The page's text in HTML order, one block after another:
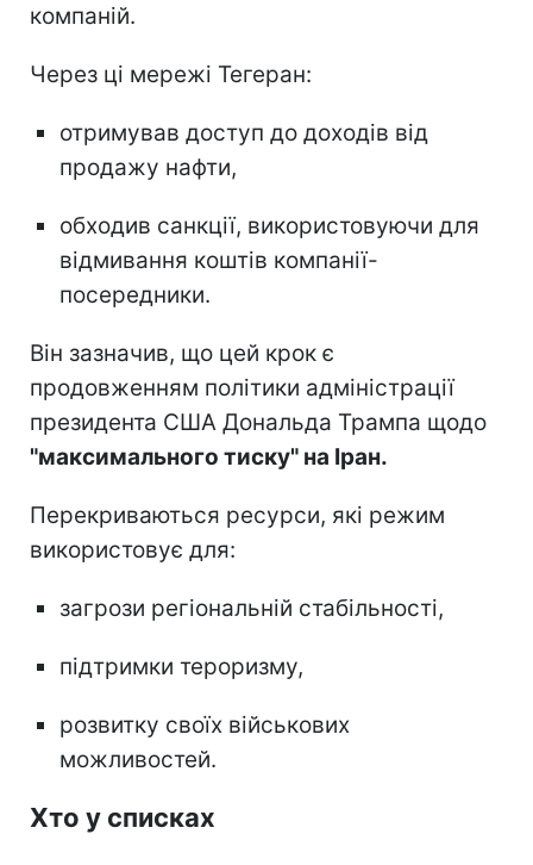
компаній.
Через ці мережі Тегеран:
отримував доступ до доходів від
продажу нафти,
обходив санкції, використовуючи для
відмивання коштів компанії-
посередники.
Він зазначив, що цей крок є
продовженням політики адміністрації
президента США Дональда Трампа щодо
"максимального тиску" на Іран.
Перекриваються ресурси, які режим
використовує для:
загрози регіональній стабільності,
підтримки тероризму,
розвитку своїх військових
можливостей.
Хто у списках